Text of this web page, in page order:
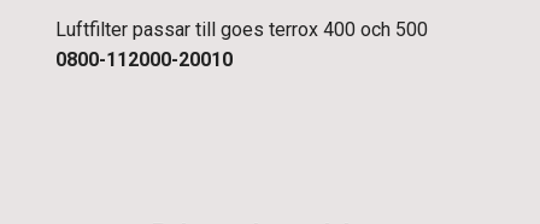
Luftfilter passar till goes terrox 400 och 500
0800-112000-20010